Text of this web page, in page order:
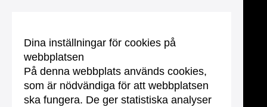
Dina inställningar för cookies på
webbplatsen
På denna webbplats används cookies,
som är nödvändiga för att webbplatsen
ska fungera. De ger statistiska analyser